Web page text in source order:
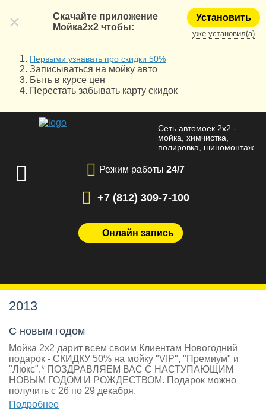
×
Скачайте приложение
Мойка2х2 чтобы:
Установить
уже установил(а)
Первыми узнавать про скидки 50%
Записываться на мойку авто
Быть в курсе цен
Перестать забывать карту скидок
Сеть автомоек 2x2 -
мойка, химчистка,
полировка, шиномонтаж
Режим работы24/7
+7 (812) 309-7-100
Онлайн запись
2013
С новым годом
Мойка 2х2 дарит всем своим Клиентам Новогодний
подарок - СКИДКУ 50% на мойку "VIP", "Премиум" и
"Люкс".* ПОЗДРАВЛЯЕМ ВАС С НАСТУПАЮЩИМ
НОВЫМ ГОДОМ И РОЖДЕСТВОМ. Подарок можно
получить с 26 по 29 декабря.
Подробнее